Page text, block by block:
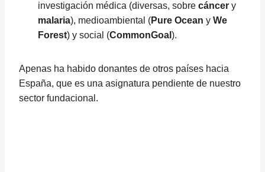
investigación médica (diversas, sobre cáncer y
malaria), medioambiental (Pure Ocean y We
Forest) y social (CommonGoal ).
Apenas ha habido donantes de otros países hacia
España, que es una asignatura pendiente de nuestro
sector fundacional.